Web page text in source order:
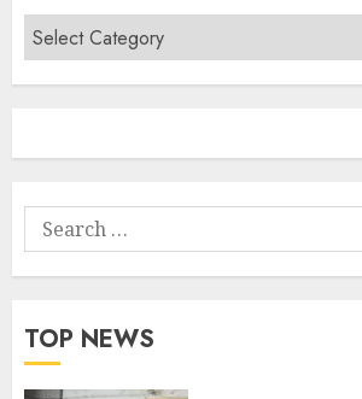
TOP NEWS